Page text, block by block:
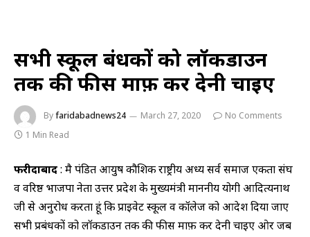
सभी स्कूल प्रबंधकों को लॉकडाउन
तक की फीस माफ़ कर देनी चाइए
Byfaridabadnews24 March 27, 2020
No Comments
1 Min Read
फरीदाबाद: मै पंडित आयुष कौशिक राष्ट्रीय अध्यक्ष सर्व समाज एकता संघ
व वरिष्ठ भाजपा नेता उत्तर प्रदेश के मुख्यमंत्री माननीय योगी आदित्यनाथ
जी से अनुरोध करता हूं कि प्राइवेट स्कूल व कॉलेज को आदेश दिया जाए
सभी प्रबंधकों को लॉकडाउन तक की फीस माफ़ कर देनी चाइए ओर जब